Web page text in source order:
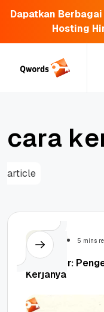
Dapatkan
Hosting
cara ke
article
Security 5 mins
OSI Layer:
Kerjanya